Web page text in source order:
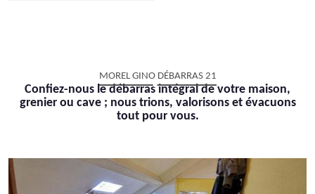
MOREL GINO DÉBARRAS 21
Confiez-nous le débarras intégral de votre maison,
grenier ou cave ; nous trions, valorisons et évacuons
tout pour vous.